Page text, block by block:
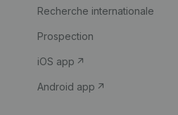
Recherche internationale
Prospection
iOS app
Android app